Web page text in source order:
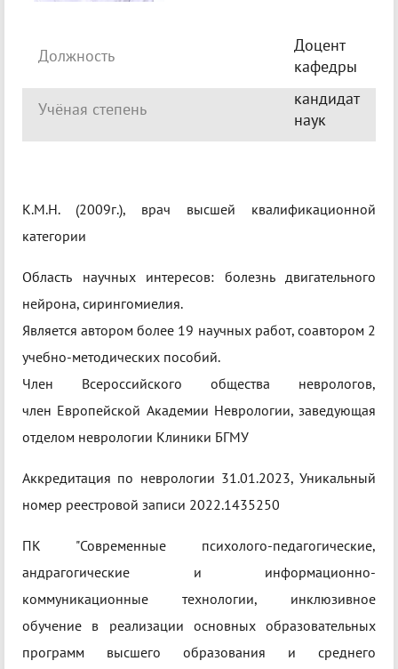
Должность
Доцент
кафедры
Учёная степень
кандидат
наук
К.М.Н. (2009г.), врач высшей квалификационной
категории
Область научных интересов: болезнь двигательного
нейрона, сирингомиелия.
Является автором более 19 научных работ, соавтором 2
учебно-методических пособий.
Член Всероссийского общества неврологов,
член Европейской Академии Неврологии, заведующая
отделом неврологии Клиники БГМУ
Аккредитация по неврологии 31.01.2023, Уникальный
номер реестровой записи 2022.1435250
ПК "Современные психолого-педагогические,
андрагогические и информационно-
коммуникационные технологии, инклюзивное
обучение в реализации основных образовательных
программ высшего образования и среднего